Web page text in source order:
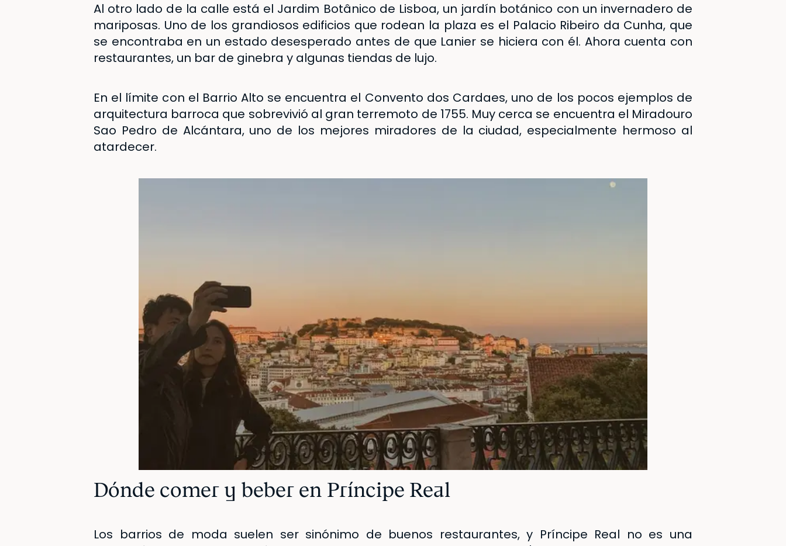
Al otro lado de la calle está el Jardim Botânico de Lisboa, un jardín botánico con un invernadero de
mariposas. Uno de los grandiosos edificios que rodean la plaza es el Palacio Ribeiro da Cunha, que
se encontraba en un estado desesperado antes de que Lanier se hiciera con él. Ahora cuenta con
restaurantes, un bar de ginebra y algunas tiendas de lujo.
En el límite con el Barrio Alto se encuentra el Convento dos Cardaes, uno de los pocos ejemplos de
arquitectura barroca que sobrevivió al gran terremoto de 1755. Muy cerca se encuentra el Miradouro
Sao Pedro de Alcántara, uno de los mejores miradores de la ciudad, especialmente hermoso al
atardecer.
Dónde comer y beber en Príncipe Real
Los barrios de moda suelen ser sinónimo de buenos restaurantes, y Príncipe Real no es una